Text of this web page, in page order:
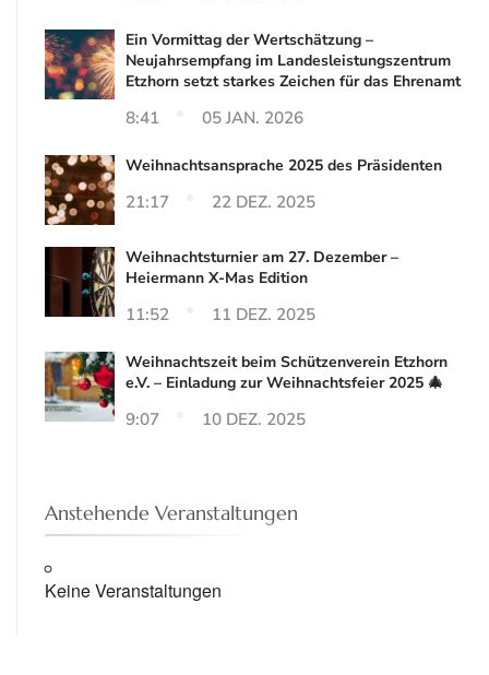
Ein Vormittag der Wertschätzung –
Neujahrsempfang im Landesleistungszentrum
Etzhorn setzt starkes Zeichen für das Ehrenamt
8:41 05 JAN. 2026
Weihnachtsansprache 2025 des Präsidenten
21:17 22 DEZ. 2025
Weihnachtsturnier am 27. Dezember –
Heiermann X-Mas Edition
11:52 11 DEZ. 2025
Weihnachtszeit beim Schützenverein Etzhorn
e.V. – Einladung zur Weihnachtsfeier 2025 🎄
9:07 10 DEZ. 2025
Anstehende Veranstaltungen
Keine Veranstaltungen